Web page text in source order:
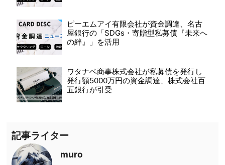
ピーエムアイ有限会社が資金調達、名古
屋銀行の「SDGs・寄贈型私募債『未来へ
の絆』」を活用
ワタナベ商事株式会社が私募債を発行し
発行額5000万円の資金調達、株式会社百
五銀行が引受
記事ライター
muro